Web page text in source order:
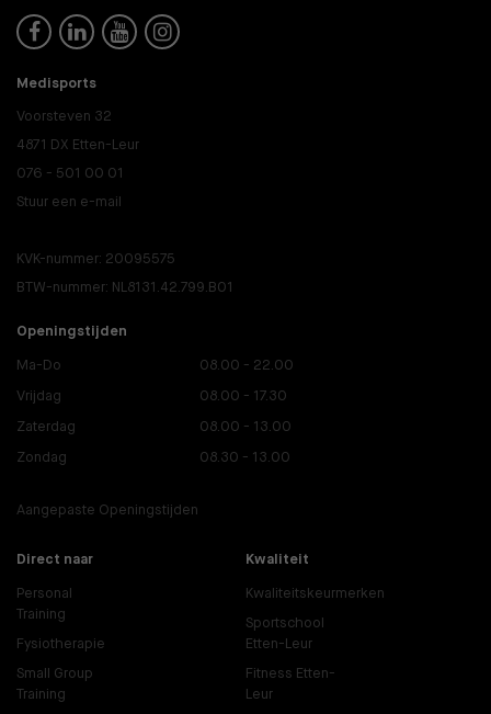
   
Medisports
Voorsteven 32
4871 DX Etten-Leur
076 - 501 00 01
Stuur een e-mail
KVK-nummer: 20095575
BTW-nummer: NL8131.42.799.B01
Openingstijden
Ma-Do 08.00 - 22.00
Vrijdag 08.00 - 17.30
Zaterdag 08.00 - 13.00
Zondag 08.30 - 13.00
Aangepaste Openingstijden
Direct naar
Personal
Training
Fysiotherapie
Small Group
Training
Kwaliteit
Kwaliteitskeurmerken
Sportschool
Etten-Leur
Fitness Etten-
Leur